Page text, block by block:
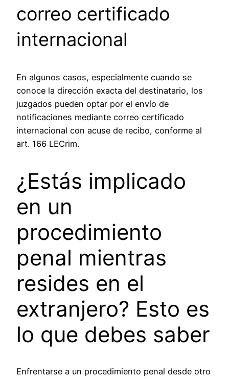
correo certificado
internacional
En algunos casos, especialmente cuando se
conoce la dirección exacta del destinatario, los
juzgados pueden optar por el envío de
notificaciones mediante correo certificado
internacional con acuse de recibo, conforme al
art. 166 LECrim.
¿Estás implicado
en un
procedimiento
penal mientras
resides en el
extranjero? Esto es
lo que debes saber
Enfrentarse a un procedimiento penal desde otro